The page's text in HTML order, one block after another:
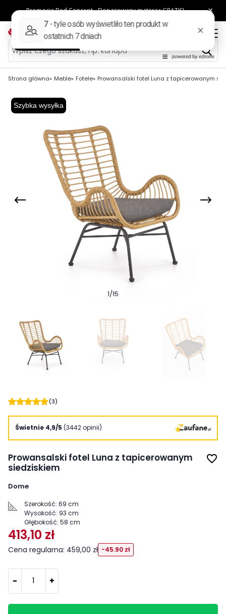
Strona główna Meble Fotele Prowansalski fotel Luna z tapicerowanym
Szybka wysyłka
1/15
(3)
Świetnie 4,9/5 (3442 opinii)
Prowansalski fotel Luna z tapicerowanym
siedziskiem
favorite_border
Dome
Szerokość: 69 cm
Wysokość: 93 cm
Głębokość: 58 cm
413,10 zł
Cena regularna: 459,00 zł -45.90 zł
- +